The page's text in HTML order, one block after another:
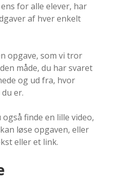
for alle elever, har
af hver enkelt
opgave, som vi tror
måde, du har svaret
og ud fra, hvor
er.
finde en lille video,
løse opgaven, eller
eller et link.